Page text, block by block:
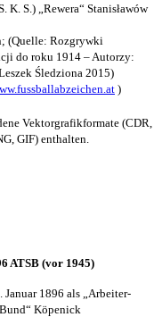
K. S.) „Rewera“ Stanisławów
(Quelle: Rozgrywki
do roku 1914 – Autorzy:
Śledziona 2015)
)
Vektorgrafikformate (CDR,
GIF) enthalten.
ATSB (vor 1945)
Januar 1896 als „Arbeiter-
Köpenick